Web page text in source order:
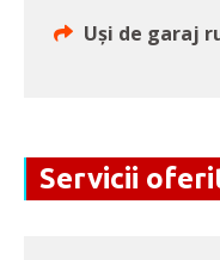
Uși de garaj
Servicii